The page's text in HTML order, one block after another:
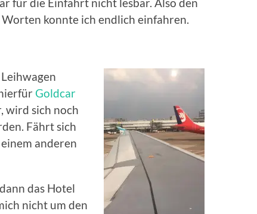
konnte ich endlich einfahren.
Goldcar
wird sich noch
Fährt sich
anderen
das Hotel
nicht um den